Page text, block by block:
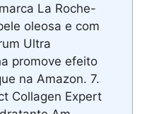
La Roche-
oleosa e com
Ultra
promove efeito
na Amazon. 7.
Collagen Expert